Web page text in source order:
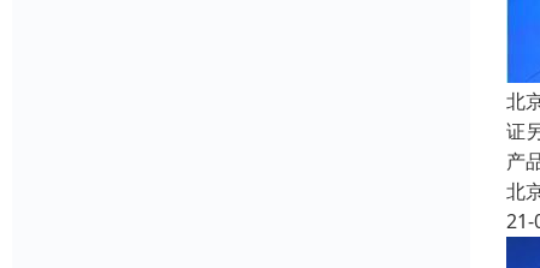
北
证
产
北
21-